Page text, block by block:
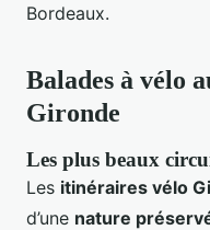
Bordeaux.
Balades à vélo
Gironde
Les plus beaux
Les itinéraires vélo
d’une nature